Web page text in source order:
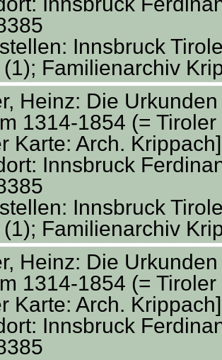
Innsbruck
Familienarchiv
Heinz: Die
1314-1854 (=
Karte: Arch.
Innsbruck
Innsbruck
Familienarchiv
Heinz: Die
1314-1854 (=
Karte: Arch.
Innsbruck